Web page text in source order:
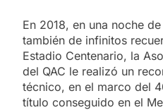
En 2018, en una noche
también de infinitos
Estadio Centenario, la
del QAC le realizó un
técnico, en el marco del
título conseguido en el